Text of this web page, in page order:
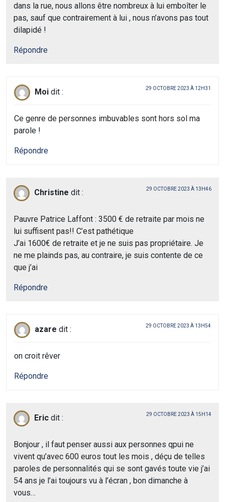
dans la rue, nous allons être nombreux à lui emboîter le
pas, sauf que contrairement à lui , nous n’avons pas tout
dilapidé !
Répondre
Moi dit : 29 OCTOBRE 2023 À 12H31
Ce genre de personnes imbuvables sont hors sol ma
parole !
Répondre
Christine dit : 29 OCTOBRE 2023 À 13H46
Pauvre Patrice Laffont : 3500 € de retraite par mois ne
lui suffisent pas!! C’est pathétique
J’ai 1600€ de retraite et je ne suis pas propriétaire. Je
ne me plainds pas, au contraire, je suis contente de ce
que j’ai
Répondre
azare dit : 29 OCTOBRE 2023 À 13H54
on croit rêver
Répondre
Eric dit : 29 OCTOBRE 2023 À 15H14
Bonjour , il faut penser aussi aux personnes qpui ne
vivent qu’avec 600 euros tout les mois , déçu de telles
paroles de personnalités qui se sont gavés toute vie j’ai
54 ans je l’ai toujours vu à l’écran , bon dimanche à
vous…